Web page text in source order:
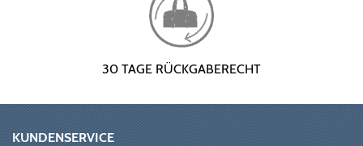
30 TAGE RÜCKGABERECHT
KUNDENSERVICE